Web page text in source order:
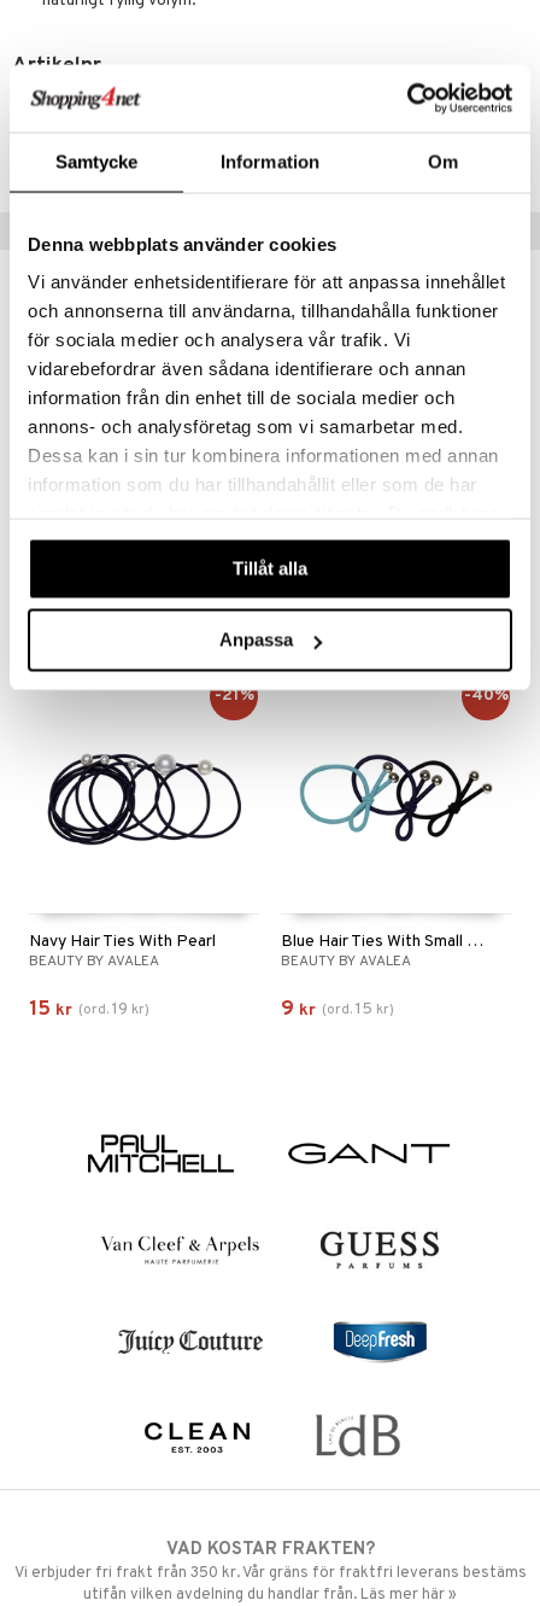
Samtycke Information Om
Denna webbplats använder cookies
Vi använder enhetsidentifierare för att anpassa innehållet
och annonserna till användarna, tillhandahålla funktioner
för sociala medier och analysera vår trafik. Vi
vidarebefordrar även sådana identifierare och annan
information från din enhet till de sociala medier och
annons- och analysföretag som vi samarbetar med.
Dessa kan i sin tur kombinera informationen med annan
information som du har tillhandahållit eller som de har
våra cookies vid fortsatt användande av vår webbplats.
Tillåt alla
Anpassa
Artikelnr
CBWBJ-D8-1-XX-XX
Lägsta pris senaste 30 dagarna: 85 kr
Finns i flera varianter
Blax Snag Free Hair Elastics
fr.60 kr (ord.79kr)
kampanj -25%
Finns i flera varianter
Diadem
BEAUTY BY AVALEA
fr.25 kr (ord.35kr)
-29%
Navy Hair Ties With Pearl
BEAUTY BY AVALEA
15 kr (ord.19 kr)
-21%
Blue Hair Ties With Small Bow
BEAUTY BY AVALEA
9 kr (ord.15 kr)
-40%
VAD KOSTAR FRAKTEN?
Vi erbjuder fri frakt från 350 kr. Vår gräns för fraktfri leverans bestäms
utifån vilken avdelning du handlar från. Läs mer här »